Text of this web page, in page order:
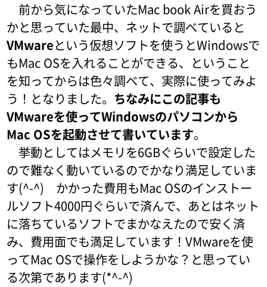
前から気になっていたMac book Airを買おう
かと思っていた最中、ネットで調べていると
VMwareという仮想ソフトを使うとWindowsで
もMac OSを入れることができる、ということ
を知ってからは色々調べて、実際に使ってみよ
う！となりました。 ちなみにこの記事も
VMwareを使ってWindowsのパソコンから
Mac OSを起動させて書いています。
挙動としてはメモリを6GBぐらいで設定した
ので難なく動いているのでかなり満足していま
す(^-^) かかった費用もMac OSのインストー
ルソフト4000円ぐらいで済んで、あとはネット
に落ちているソフトでまかなえたので安く済
み、費用面でも満足しています！VMwareを使
ってMac OSで操作をしようかな？と思ってい
る次第であります(*^-^)